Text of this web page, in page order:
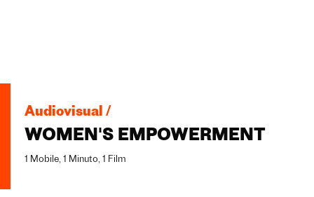
Audiovisual /
WOMEN'S EMPOWERMENT
1 Mobile, 1 Minuto, 1 Film